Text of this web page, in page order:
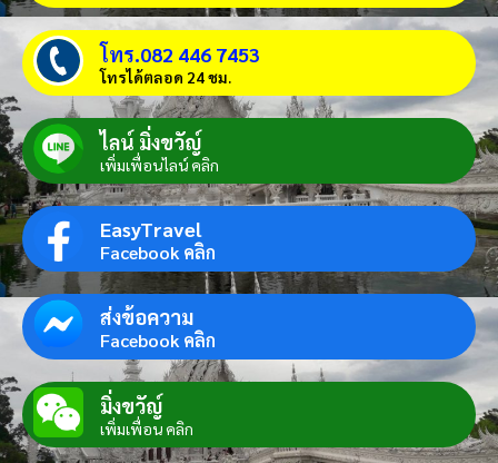
โทร.082 446 7453
โทรได้ตลอด 24 ชม.
ไลน์ มิ่งขวัญ์
เพิ่มเพื่อนไลน์ คลิก
EasyTravel
Facebook คลิก
ส่งข้อความ
Facebook คลิก
มิ่งขวัญ์
เพิ่มเพื่อน คลิก